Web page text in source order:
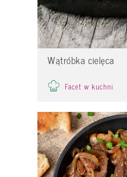
Wątróbka cielęca
Facet w kuchni